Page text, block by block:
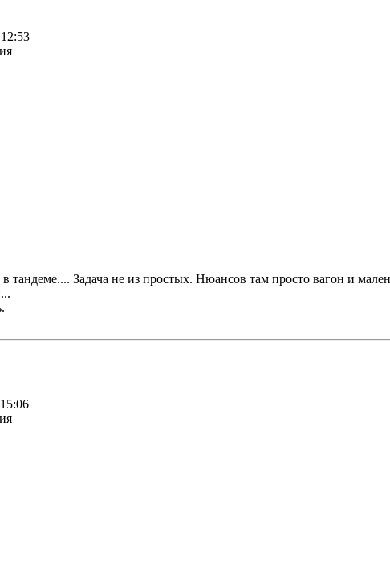
тандеме.... Задача не из простых. Нюансов там просто вагон и